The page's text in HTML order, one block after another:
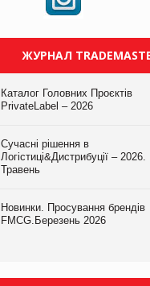
ЖУРНАЛ
Каталог Головних Проєктів
PrivateLabel – 2026
Сучасні рішення в
Логістиці&Дистрибуції – 2026.
Травень
Новинки. Просування брендів
FMCG.Березень 2026